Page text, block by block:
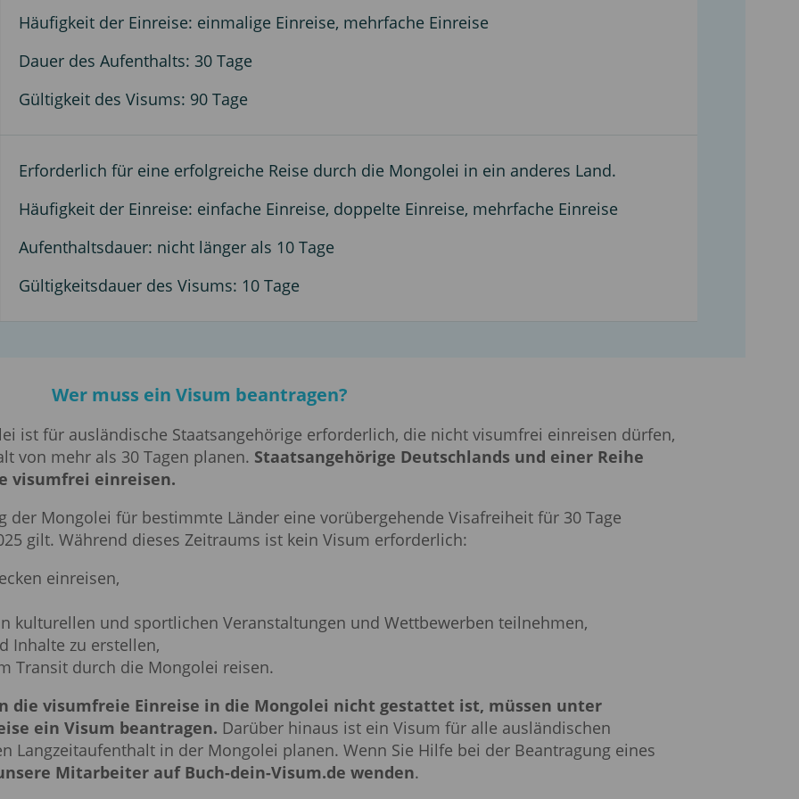
Häufigkeit der Einreise: einmalige Einreise, mehrfache Einreise
Dauer des Aufenthalts: 30 Tage
Gültigkeit des Visums: 90 Tage
Erforderlich für eine erfolgreiche Reise durch die Mongolei in ein anderes Land.
Häufigkeit der Einreise: einfache Einreise, doppelte Einreise, mehrfache Einreise
Aufenthaltsdauer: nicht länger als 10 Tage
Gültigkeitsdauer des Visums: 10 Tage
Wer muss ein Visum beantragen?
ist für ausländische Staatsangehörige erforderlich, die nicht visumfrei einreisen dürfen,
von mehr als 30 Tagen planen. Staatsangehörige Deutschlands und einer Reihe
visumfrei einreisen.
der Mongolei für bestimmte Länder eine vorübergehende Visafreiheit für 30 Tage
gilt. Während dieses Zeitraums ist kein Visum erforderlich:
einreisen,
kulturellen und sportlichen Veranstaltungen und Wettbewerben teilnehmen,
Inhalte zu erstellen,
Transit durch die Mongolei reisen.
die visumfreie Einreise in die Mongolei nicht gestattet ist, müssen unter
ein Visum beantragen. Darüber hinaus ist ein Visum für alle ausländischen
Langzeitaufenthalt in der Mongolei planen. Wenn Sie Hilfe bei der Beantragung eines
Mitarbeiter auf Buch-dein-Visum.de wenden.